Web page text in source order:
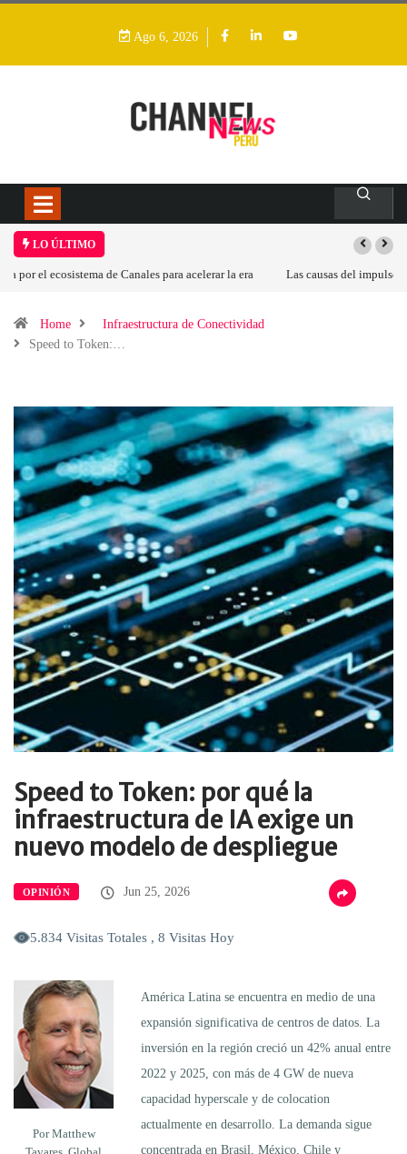
Ago 6, 2026
LO ÚLTIMO
Las causas del impulso al alza en el precio de las placas base
Home
Infraestructura de Conectividad
Speed to Token:…
Speed to Token: por qué la
infraestructura de IA exige un
nuevo modelo de despliegue
OPINIÓN Jun 25, 2026
5.834 Visitas Totales , 8 Visitas Hoy
Por Matthew
América Latina se encuentra en medio de una
expansión significativa de centros de datos. La
inversión en la región creció un 42% anual entre
2022 y 2025, con más de 4 GW de nueva
capacidad hyperscale y de colocation
actualmente en desarrollo. La demanda sigue
concentrada en Brasil, México, Chile y